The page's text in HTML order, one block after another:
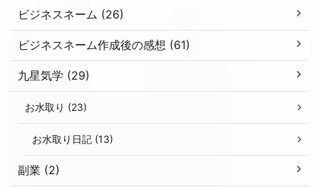
ビジネスネーム (26)
ビジネスネーム作成後の感想 (61)
九星気学 (29)
お水取り (23)
お水取り日記 (13)
副業 (2)